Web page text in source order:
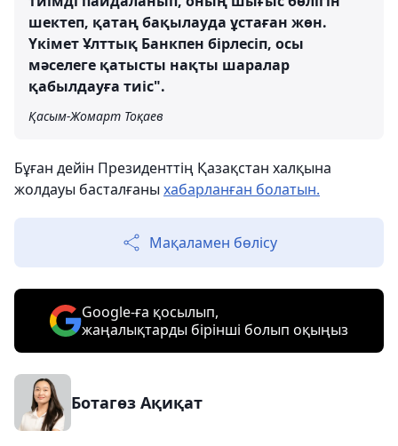
шектеп, қатаң бақылауда ұстаған жөн.
Үкімет Ұлттық Банкпен бірлесіп, осы
мәселеге қатысты нақты шаралар
қабылдауға тиіс".
Қасым-Жомарт Тоқаев
Бұған дейін Президенттің Қазақстан халқына
жолдауы басталғаны хабарланған болатын.
Мақаламен бөлісу
Google-ға қосылып,
жаңалықтарды бірінші болып оқыңыз
Ботагөз Ақиқат